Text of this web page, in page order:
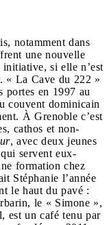
notamment dans
une nouvelle
si elle n’est
« La Cave du 222 »
portes en 1997 au
couvent dominicain
À Grenoble c’est
cathos et non-
, avec deux jeunes
servent eux-
formation chez
Stéphanie l’année
le haut du pavé :
le « Simone »,
est un café tenu par